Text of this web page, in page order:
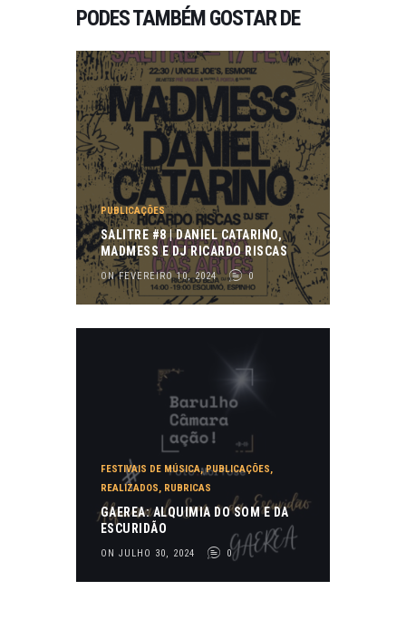
PODES TAMBÉM GOSTAR DE
PUBLICAÇÕES
SALITRE #8 | DANIEL CATARINO,
MADMESS E DJ RICARDO RISCAS
ON FEVEREIRO 10, 2024 0
FESTIVAIS DE MÚSICA,PUBLICAÇÕES,
REALIZADOS, RUBRICAS
GAEREA: ALQUIMIA DO SOM E DA
ESCURIDÃO
ON JULHO 30, 2024 0